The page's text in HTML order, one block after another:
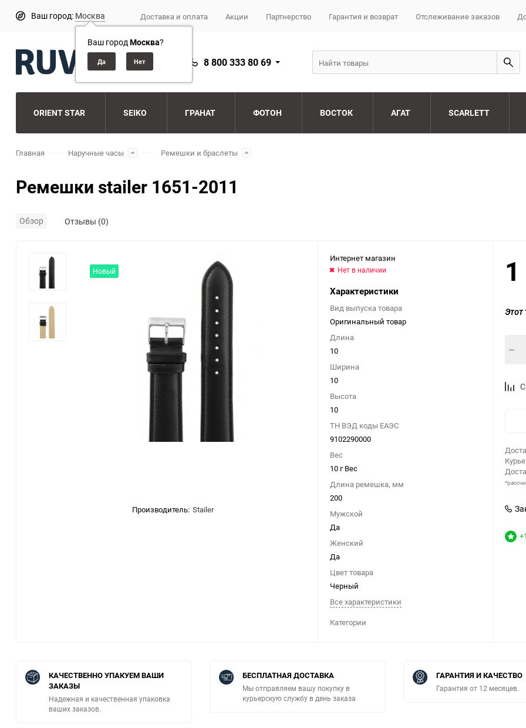
Ваш город: Москва
Ваш городМосква?
Доставка и оплата Акции Партнерство Гарантия и возврат Отслеживание заказов
8 800 333 80 69
ORIENT STAR SEIKO ГРАНАТ ФОТОН ВОСТОК АГАТ SCARLETT
Главная Наручные часы Ремешки и браслеты
Ремешки stailer 1651-2011
Обзор Отзывы (0)
Новый
Производитель: Stailer
Интернет магазин
Нет в наличии
Характеристики
Вид выпуска товара
Оригинальный товар
Длина
10
Ширина
10
Высота
10
ТН ВЭД коды ЕАЭС
9102290000
Вес
10 г Вес
Длина ремешка, мм
200
Мужской
Да
Женский
Да
Цвет товара
Черный
Все характеристики
Категории
Этот
КАЧЕСТВЕННО УПАКУЕМ ВАШИ
ЗАКАЗЫ
Надежная и качественная упаковка
ваших заказов.
БЕСПЛАТНАЯ ДОСТАВКА
Мы отправляем вашу покупку в
курьерскую службу в день заказа
ГАРАНТИЯ И КАЧЕСТВО
Гарантия от 12 месяцев.